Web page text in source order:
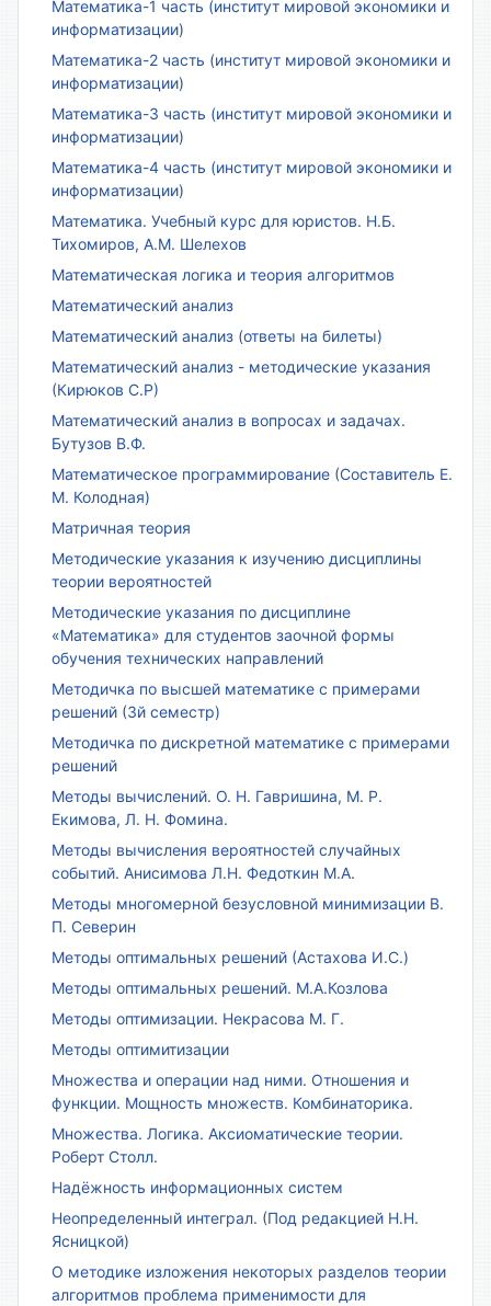
Математика-1 часть (институт мировой экономики и
информатизации)
Математика-2 часть (институт мировой экономики и
информатизации)
Математика-3 часть (институт мировой экономики и
информатизации)
Математика-4 часть (институт мировой экономики и
информатизации)
Математика. Учебный курс для юристов. Н.Б.
Тихомиров, А.М. Шелехов
Математическая логика и теория алгоритмов
Математический анализ
Математический анализ (ответы на билеты)
Математический анализ - методические указания
(Кирюков С.Р)
Математический анализ в вопросах и задачах.
Бутузов В.Ф.
Математическое программирование (Составитель Е.
М. Колодная)
Матричная теория
Методические указания к изучению дисциплины
теории вероятностей
Методические указания по дисциплине
«Математика» для студентов заочной формы
обучения технических направлений
Методичка по высшей математике с примерами
решений (3й семестр)
Методичка по дискретной математике с примерами
решений
Методы вычислений. О. Н. Гавришина, М. Р.
Екимова, Л. Н. Фомина.
Методы вычисления вероятностей случайных
событий. Анисимова Л.Н. Федоткин М.А.
Методы многомерной безусловной минимизации В.
П. Северин
Методы оптимальных решений (Астахова И.С.)
Методы оптимальных решений. М.А.Козлова
Методы оптимизации. Некрасова М. Г.
Методы оптимитизации
Множества и операции над ними. Отношения и
функции. Мощность множеств. Комбинаторика.
Множества. Логика. Аксиоматические теории.
Роберт Столл.
Надёжность информационных систем
Неопределенный интеграл. (Под редакцией Н.Н.
Ясницкой)
О методике изложения некоторых разделов теории
алгоритмов проблема применимости для